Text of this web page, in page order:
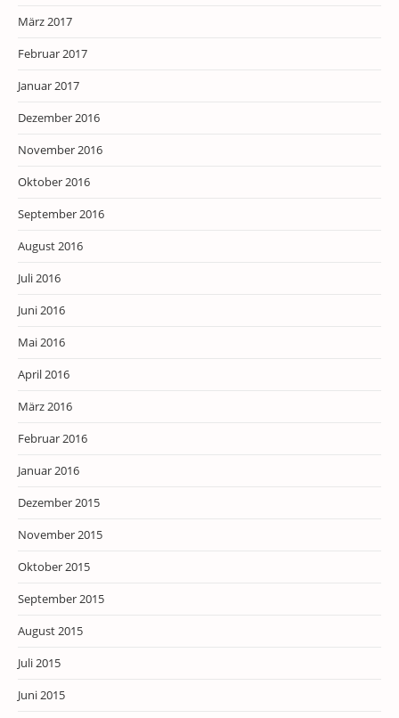
März 2017
Februar 2017
Januar 2017
Dezember 2016
November 2016
Oktober 2016
September 2016
August 2016
Juli 2016
Juni 2016
Mai 2016
April 2016
März 2016
Februar 2016
Januar 2016
Dezember 2015
November 2015
Oktober 2015
September 2015
August 2015
Juli 2015
Juni 2015